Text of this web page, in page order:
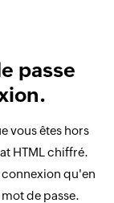
passe
vous êtes hors
HTML chiffré.
connexion qu'en
de passe.